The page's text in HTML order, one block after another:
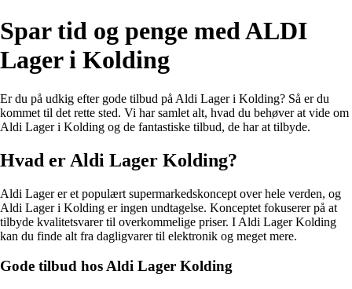
Spar tid og penge med ALDI
Lager i Kolding
Er du på udkig efter gode tilbud på Aldi Lager i Kolding? Så er du
kommet til det rette sted. Vi har samlet alt, hvad du behøver at vide om
Aldi Lager i Kolding og de fantastiske tilbud, de har at tilbyde.
Hvad er Aldi Lager Kolding?
Aldi Lager er et populært supermarkedskoncept over hele verden, og
Aldi Lager i Kolding er ingen undtagelse. Konceptet fokuserer på at
tilbyde kvalitetsvarer til overkommelige priser. I Aldi Lager Kolding
kan du finde alt fra dagligvarer til elektronik og meget mere.
Gode tilbud hos Aldi Lager Kolding